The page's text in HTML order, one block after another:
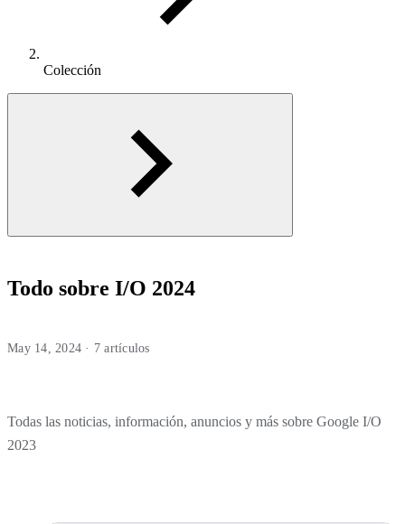
Colección
Todo sobre I/O 2024
May 14, 2024 · 7 artículos
Todas las noticias, información, anuncios y más sobre Google I/O
2023